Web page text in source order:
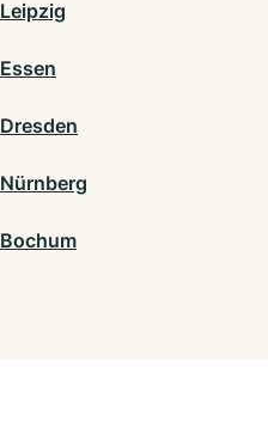
Leipzig
Essen
Dresden
Nürnberg
Bochum